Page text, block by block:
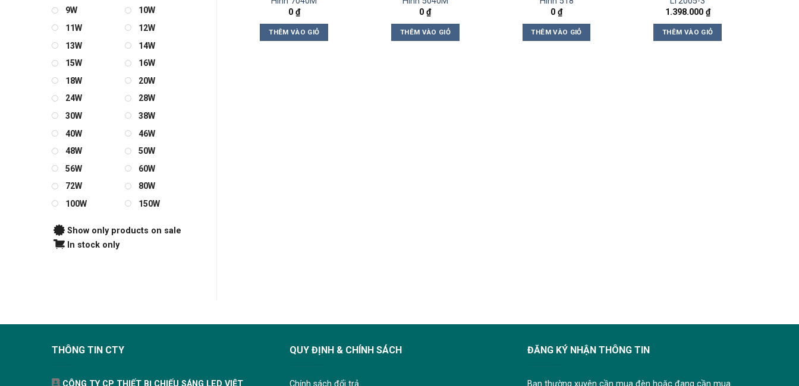
0 ₫
THÊM VÀO GIỎ
0₫
THÊM VÀO GIỎ
0₫
THÊM VÀO GIỎ
1.398.000 ₫
THÊM VÀO GIỎ
THÊM VÀO GIỎ
1.210.000
THÊM VÀO GIỎ
9W
10W
11W
12W
13W
14W
15W
16W
18W
20W
24W
28W
30W
38W
40W
46W
48W
50W
56W
60W
72W
80W
100W
150W
Show only products on sale
In stock only
THÔNG TIN CTY
CÔNG TY CP THIẾT BỊ CHIẾU SÁNG LED VIỆT
QUY ĐỊNH & CHÍNH SÁCH
Chính sách đổi trả
ĐĂNG KÝ NHẬN THÔNG TIN
Bạn thường xuyên cần mua đèn hoặc đang cần mua